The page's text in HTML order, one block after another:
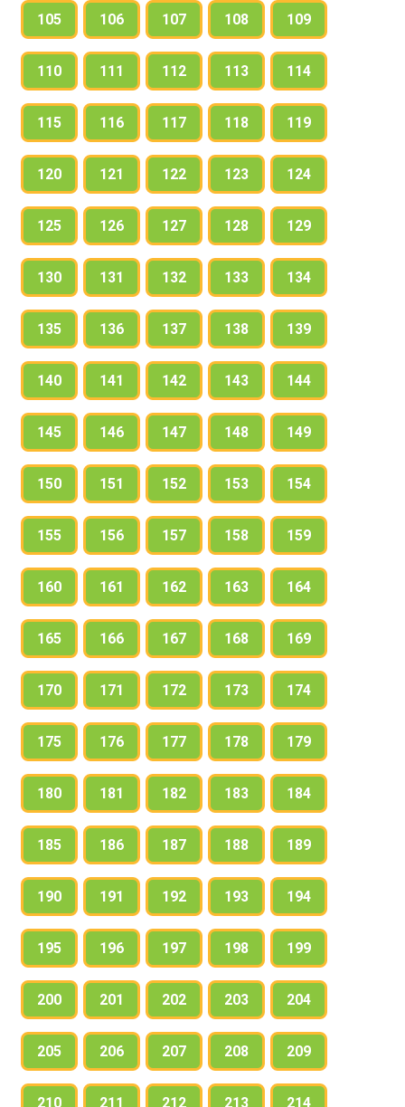
105 106 107 108 109
110 111 112 113 114
115 116 117 118 119
120 121 122 123 124
125 126 127 128 129
130 131 132 133 134
135 136 137 138 139
140 141 142 143 144
145 146 147 148 149
150 151 152 153 154
155 156 157 158 159
160 161 162 163 164
165 166 167 168 169
170 171 172 173 174
175 176 177 178 179
180 181 182 183 184
185 186 187 188 189
190 191 192 193 194
195 196 197 198 199
200 201 202 203 204
205 206 207 208 209
210 211 212 213 214